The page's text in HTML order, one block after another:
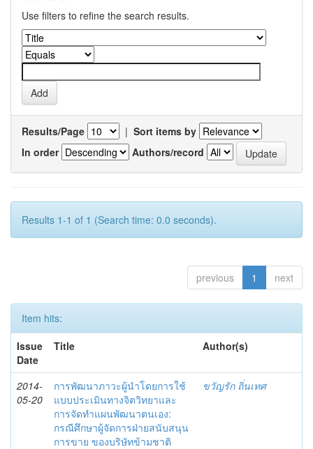
Use filters to refine the search results.
Results/Page | Sort items by
In order
Authors/record
Results 1-1 of 1 (Search time: 0.0 seconds).
previous 1 next
Item hits:
Issue
Date
Title Author(s)
2014-
05-20
การพัฒนาภาวะผู้นำโดยการใช้
แบบประเมินทางจิตวิทยาและ
การจัดทำแผนพัฒนาตนเอง:
กรณีศึกษาผู้จัดการฝ่ายสนับสนุน
การขาย ของบริษัทข้ามชาติ
ขวัญรัก ถิ่นเทศ